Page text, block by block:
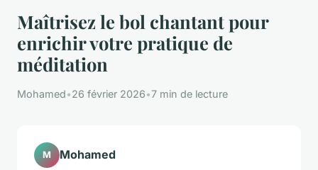
Maîtrisez le bol chantant pour
enrichir votre pratique de
méditation
Mohamed•26 février 2026•7 min de lecture
M Mohamed